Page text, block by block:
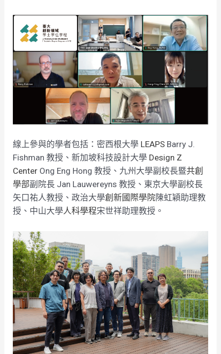
線上參與的學者包括：密西根大學 LEAPS Barry J.
Fishman 教授、新加坡科技設計大學 Design Z
Center Ong Eng Hong 教授、九州大學副校長暨共創
學部副院長 Jan Lauwereyns 教授、東京大學副校長
矢口祐人教授、政治大學創新國際學院陳虹穎助理教
授、中山大學人科學程宋世祥助理教授。